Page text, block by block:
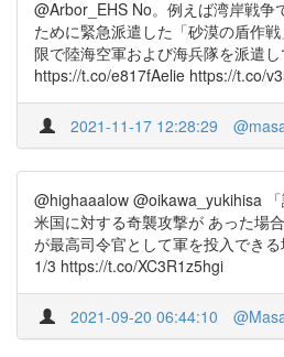
@Arbor_EHS No。例えば湾岸戦争
ために緊急派遣した「砂漠の盾作
限で陸海空軍および海兵隊を派遣し
https://t.co/e817fAelie https://t.co/
2021-11-17 12:28:29
@highaaalow @oikawa_yukihisa 「
米国に対する奇襲攻撃が あった場
が最高司令官として軍を投入でき
1/3 https://t.co/XC3R1z5hgi
2021-09-20 06:44:10